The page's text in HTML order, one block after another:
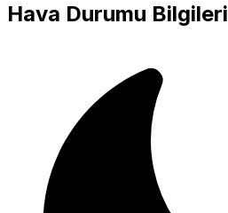
Hava Durumu Bilgileri